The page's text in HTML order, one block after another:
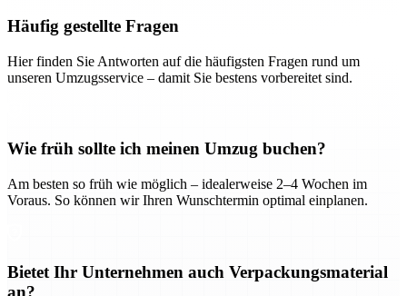
Häufig gestellte Fragen
Hier finden Sie Antworten auf die häufigsten Fragen rund um
unseren Umzugsservice – damit Sie bestens vorbereitet sind.
Wie früh sollte ich meinen Umzug buchen?
Am besten so früh wie möglich – idealerweise 2–4 Wochen im
Voraus. So können wir Ihren Wunschtermin optimal einplanen.
Bietet Ihr Unternehmen auch Verpackungsmaterial
an?